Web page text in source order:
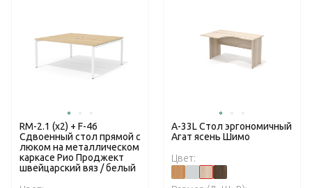
RM-2.1 (x2) + F-46
Сдвоенный стол прямой с
люком на металлическом
каркасе Рио Проджект
швейцарский вяз / белый
А-33L Стол эргономичный
Агат ясень Шимо
Цвет: